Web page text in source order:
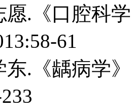
《口腔科学
61
《龋病学》